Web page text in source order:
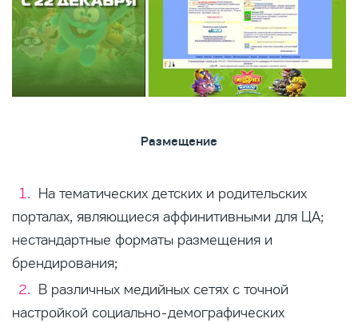
Размещение
На тематических детских и родительских
порталах, являющиеся аффинитивными для ЦА;
нестандартные форматы размещения и
брендирования;
В различных медийных сетях с точной
настройкой социально-демографических